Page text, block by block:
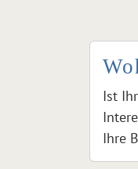
Ist
Ihre